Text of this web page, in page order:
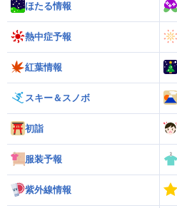
ほたる情報
熱中症予報
紅葉情報
スキー＆スノボ
初詣
服装予報
紫外線情報